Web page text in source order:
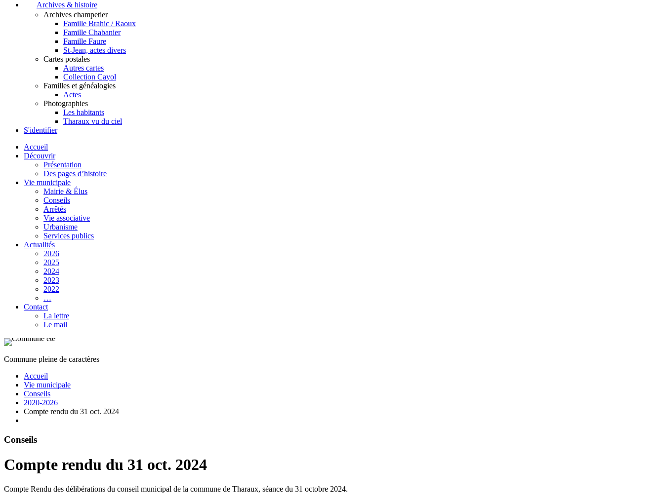
Archives & histoire
Archives champetier
Famille Brahic / Raoux
Famille Chabanier
Famille Faure
St-Jean, actes divers
Cartes postales
Autres cartes
Collection Cayol
Familles et généalogies
Actes
Photographies
Les habitants
Tharaux vu du ciel
S'identifier
Accueil
Découvrir
Présentation
Des pages d’histoire
Vie municipale
Mairie & Élus
Conseils
Arrêtés
Vie associative
Urbanisme
Services publics
Actualités
2026
2025
2024
2023
2022
…
Contact
La lettre
Le mail
Commune pleine de caractères
Accueil
Vie municipale
Conseils
2020-2026
Compte rendu du 31 oct. 2024
Conseils
Compte rendu du 31 oct. 2024
Compte Rendu des délibérations du conseil municipal de la commune de Tharaux, séance du 31 octobre 2024.